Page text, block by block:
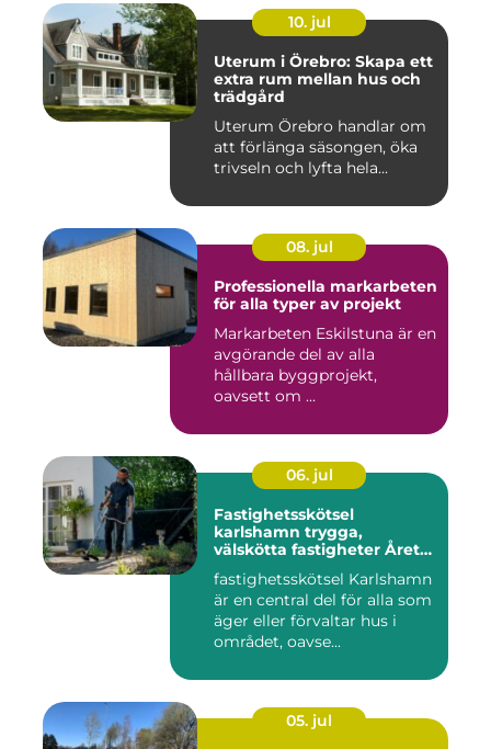
10. jul
Uterum i Örebro: Skapa ett
extra rum mellan hus och
trädgård
Uterum Örebro handlar om
att förlänga säsongen, öka
trivseln och lyfta hela...
08. jul
Professionella markarbeten
för alla typer av projekt
Markarbeten Eskilstuna är en
avgörande del av alla
hållbara byggprojekt,
oavsett om ...
06. jul
Fastighetsskötsel
karlshamn trygga,
välskötta fastigheter Året
fastighetsskötsel Karlshamn
är en central del för alla som
äger eller förvaltar hus i
området, oavse...
05. jul